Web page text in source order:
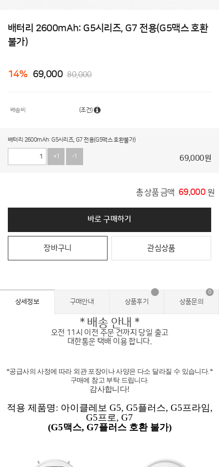
배터리 2600mAh: G5시리즈, G7 전용(G5맥스 호환
불가)
14% 69,000 80,000
배송비 (조건)
배터리 2600mAh: G5시리즈, G7 전용(G5맥스 호환불가)
+1 -1 69,000원
총 상품 금액 69,000 원
바로 구매하기
장바구니 관심상품
상세정보 구매안내 상품후기 상품문의
0
* 배송 안내 *
오전 11시 이전 주문 건까지 당일 출고
대한통운 택배 이용 합니다.
*공급사의 사정에 따라 외관 포장이나 사양은 다소 달라질 수 있습니다.*
구매에 참고 부탁 드립니다.
감사합니다!
적용 제품명: 아이클레보 G5, G5플러스, G5프라임,
G5프로, G7
(G5맥스, G7플러스 호환 불가)